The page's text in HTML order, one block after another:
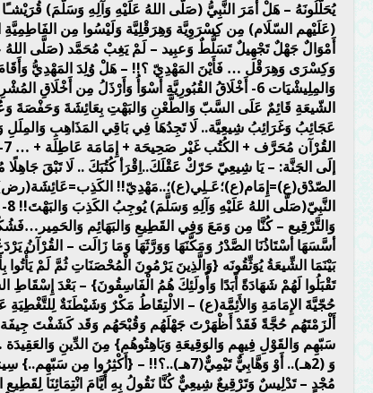
يُحَلّلُونَهُ – هَلْ أَمَرَ النَّبِيُّ (صَلَّى اللهُ عَلَيْهِ وَآلِهِ وَسَلَّمَ) قُرَيْشـًا
(عَلَيْهم السّلَام) مِن كِسْرَوِيَّة وَهِرَقْلِيَّة وَلَيْسُوا مِن
أَمْوَالٌ جَهْلٌ تَجْهِيلٌ تَسَلُّطٌ وَعبِيد – لَمْ يَغِبْ مُحَمَّد (صَلَّى اللهُ
وَكِسْرَى وَهِرَقْل … فَأَيْنَ المَهْدِيّ ؟!! – هَلْ وُلِدَ المَهْدِيُّ وَأَقَامَ
وَالمِلِيشْيَات 6- أَخْلَاقُ القُبُورِيَّةِ أَسْوَأُ وَأَرْذَلُ مِن
الشّيعَةِ قَائِمٌ عَلَى السَّبّ وَالطَّعْنِ وَالبَهْتِ بِعَائِشَةَ وَحَفْصَةَ
إلَى الجَنَّة: – يَا شِيعِيّ حَرّكْ عَقْلَكَ..اِقْرَأ كُتُبَكَ .. لَا تَبْقَ
الصّدْق(ع)=إِمَام(ع)؛عَـلِي(ع)؛..مَهْدِيّ!!
وَالتَّرْقِيع – كُنَّا مِن وَمَعَ وَفِي القَطِيعِ وَالبَهَائِم
أسَّسَهَا أسْتَاذُنَا الصَّدْرُ وَمَكَّنَهَا وَوَرَّثَهَا وَمَا زَالَت – القُرْآنُ
بَيْنَمَا الشِّيعَةُ يُوَثِّقُونَه {وَالَّذِينَ يَرْمُونَ الْمُحْصَنَاتِ ثُمَّ لَمْ يَأْتُوا
تَقْبَلُوا لَهُمْ شَهَادَةً أَبَدًا وَأُولَئِكَ هُمُ الْفَاسِقُونَ} – بَعْدَ
حُجّيَّةَ الإِمَامَةِ وَالأَئِمَّة(ع) – الالْتِقَاطُ مَكْرٌ وَشَيْطَنَةٌ
أَلْزَمْتَهُم حُجَّةً فَقَدْ أَظْهَرْتَ جَهْلَهُم وَقُبْحَهُم وَقَد كَشَفْتَ جِيفَة
وَ (2هـ).. أَوْ وَهَّابِيٌّ تَيْمِيٌّ(7هـ)..؟!! – {أَكْثِرُوا
مُجْدٍ – تَدْلِيسٌ وَتَرْقِيعٌ شِيعِيٌّ كُنَّا نَقُولُ بِهِ أَيَّامَ انْتِمَائِنَا لِقَطِيعِ